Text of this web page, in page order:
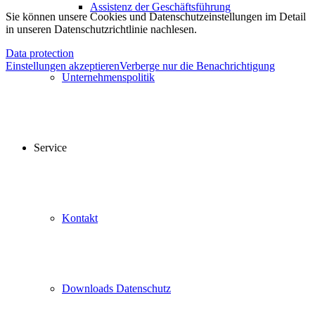
Assistenz der Geschäftsführung
Unternehmenspolitik
Service
Kontakt
Downloads Datenschutz
Sie können unsere Cookies und Datenschutzeinstellungen im Detail
in unseren Datenschutzrichtlinie nachlesen.
Data protection
Einstellungen akzeptierenVerberge nur die Benachrichtigung